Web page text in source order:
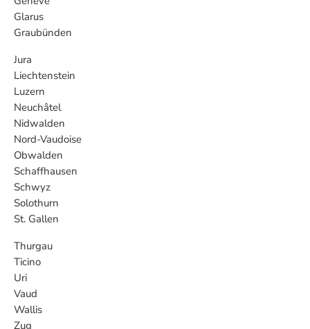
Glarus
Graubünden
Jura
Liechtenstein
Luzern
Neuchâtel
Nidwalden
Nord-Vaudoise
Obwalden
Schaffhausen
Schwyz
Solothurn
St. Gallen
Thurgau
Ticino
Uri
Vaud
Wallis
Zug